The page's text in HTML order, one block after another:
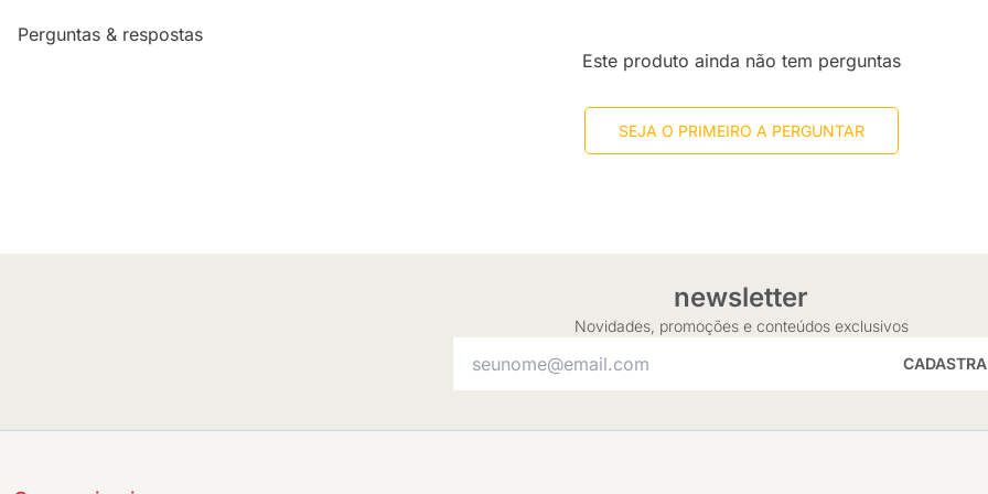
Perguntas & respostas
Este produto ainda não tem perguntas
SEJA O PRIMEIRO A PERGUNTAR
newsletter
Novidades, promoções e conteúdos exclusivos